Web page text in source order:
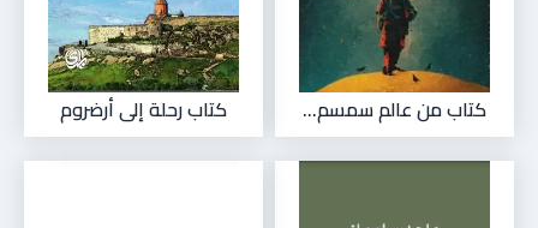
كتاب من عالم سمسم... كتاب رحلة إلى أرضروم